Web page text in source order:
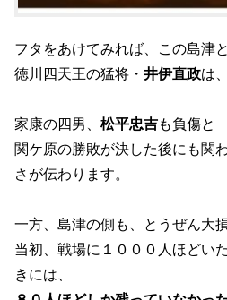
フタをあけてみれば、この島津
徳川四天王の猛将・ 井伊直政は
家康の四男、 松平忠吉も負傷と
関ケ原の勝敗が決した後にも関
さが伝わります。
一方、島津の側も、とうぜん大損
当初、戦場に１０００人ほどい
きには、